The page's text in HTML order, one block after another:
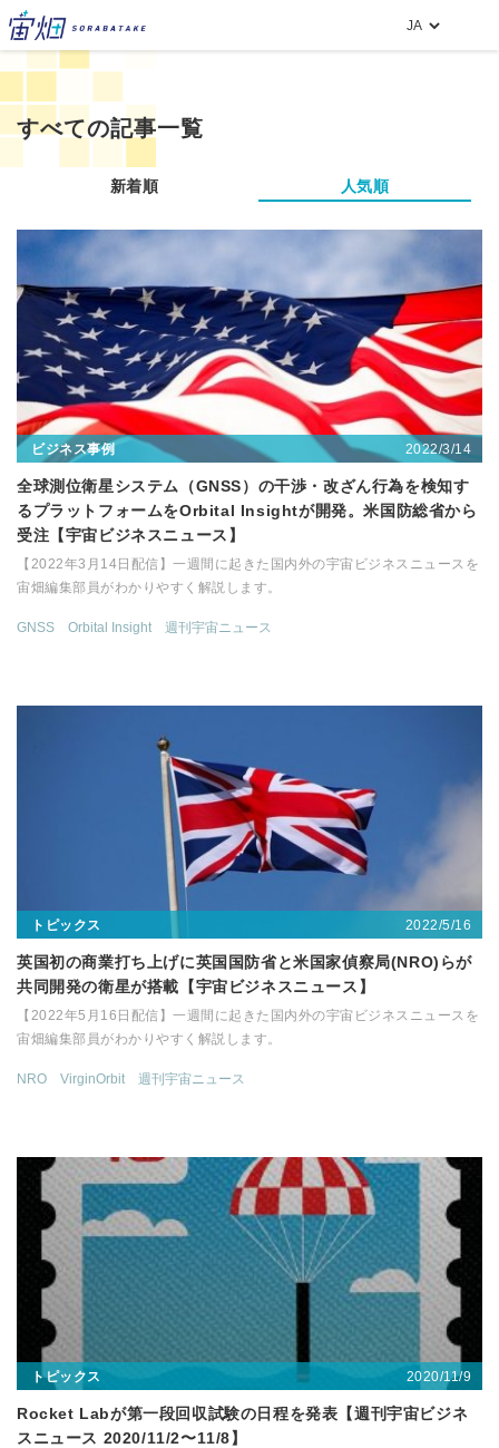
すべての記事一覧
新着順 人気順
ビジネス事例 2022/3/14
全球測位衛星システム（GNSS）の干渉・改ざん行為を検知す
るプラットフォームをOrbital Insightが開発。米国防総省から
受注【宇宙ビジネスニュース】
【2022年3月14日配信】一週間に起きた国内外の宇宙ビジネスニュースを
宙畑編集部員がわかりやすく解説します。
GNSS Orbital Insight 週刊宇宙ニュース
トピックス 2022/5/16
英国初の商業打ち上げに英国国防省と米国家偵察局(NRO)らが
共同開発の衛星が搭載【宇宙ビジネスニュース】
【2022年5月16日配信】一週間に起きた国内外の宇宙ビジネスニュースを
宙畑編集部員がわかりやすく解説します。
NRO VirginOrbit 週刊宇宙ニュース
トピックス 2020/11/9
Rocket Labが第一段回収試験の日程を発表【週刊宇宙ビジネ
スニュース 2020/11/2〜11/8】